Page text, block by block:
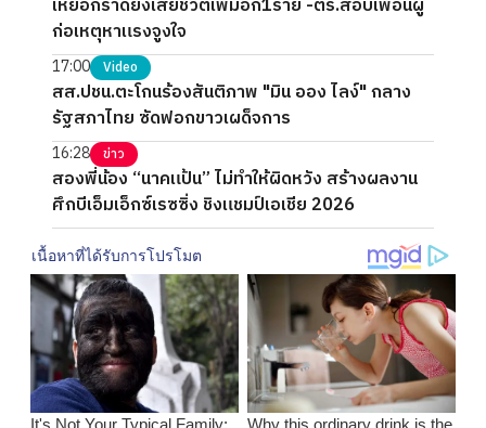
ก่อเหตุหาแรงจูงใจ
17:00 Video
สส.ปชน.ตะโกนร้องสันติภาพ "มิน ออง ไลง์" กลาง
รัฐสภาไทย ซัดฟอกขาวเผด็จการ
16:28 ข่าว
สองพี่น้อง “นาคแป้น” ไม่ทำให้ผิดหวัง สร้างผลงาน
ศึกบีเอ็มเอ็กซ์เรซซิ่ง ชิงแชมป์เอเชีย 2026